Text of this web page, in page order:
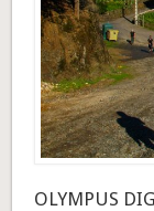
OLYMPUS